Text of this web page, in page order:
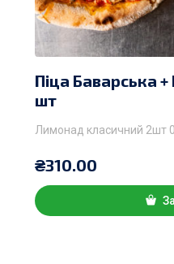
Піца Баварська +
шт
Лимонад класичний 2шт
₴310.00